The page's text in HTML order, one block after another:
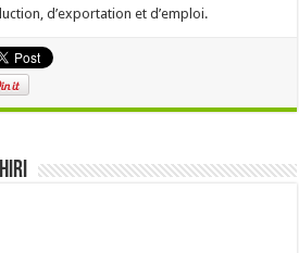
d’exportation et d’emploi.